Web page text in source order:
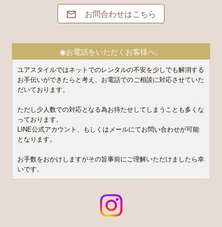
 お問合わせはこちら
◉お電話をいただくお客様へ。
ユアスタイルではネットでのレンタルの不安を少しでも解消する
お手伝いができたらと考え、お電話でのご相談に対応させていた
だいております。
ただし少人数での対応となる為お待たせしてしまうことも多くな
っております。
LINE公式アカウント、もしくはメールにてお問い合わせが可能
となります。
お手数をおかけしますがその旨事前にご理解いただけましたら幸
いです。